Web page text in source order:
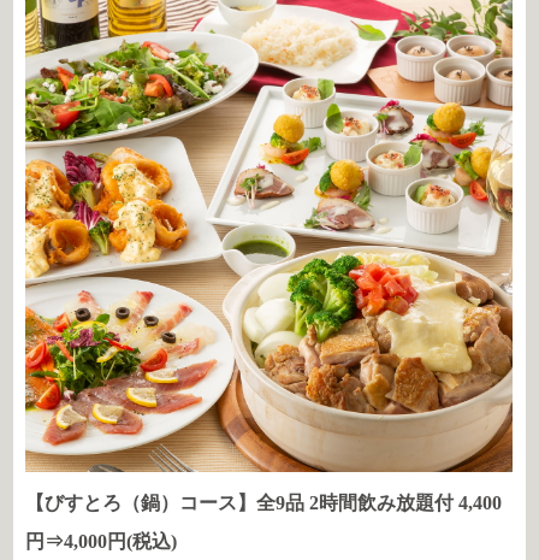
【びすとろ（鍋）コース】全9品 2時間飲み放題付 4,400
円⇒4,000円(税込)